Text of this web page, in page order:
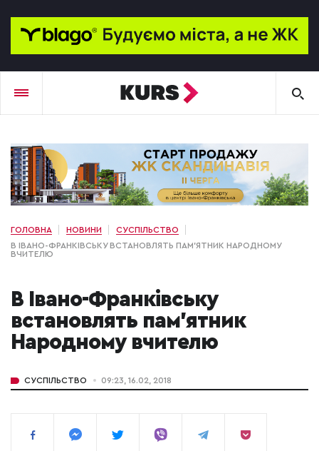
ГОЛОВНА НОВИНИ
СУСПІЛЬСТВО
В ІВАНО-ФРАНКІВСЬКУ ВСТАНОВЛЯТЬ ПАМ'ЯТНИК НАРОДНОМУ
ВЧИТЕЛЮ
В Івано-Франківську
встановлять пам'ятник
Народному вчителю
СУСПІЛЬСТВО 09:23, 16.02, 2018